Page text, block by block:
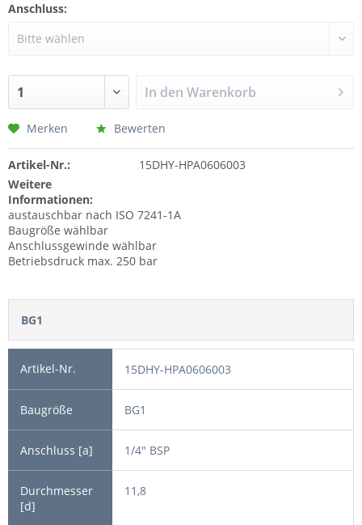
Anschluss:
In den Warenkorb
Merken Bewerten
Artikel-Nr.:
15DHY-HPA0606003
Weitere
Informationen:
austauschbar nach ISO 7241-1A
Baugröße wählbar
Anschlussgewinde wählbar
Betriebsdruck max. 250 bar
BG1
15DHY-HPA0606003
BG1
1/4" BSP
11,8